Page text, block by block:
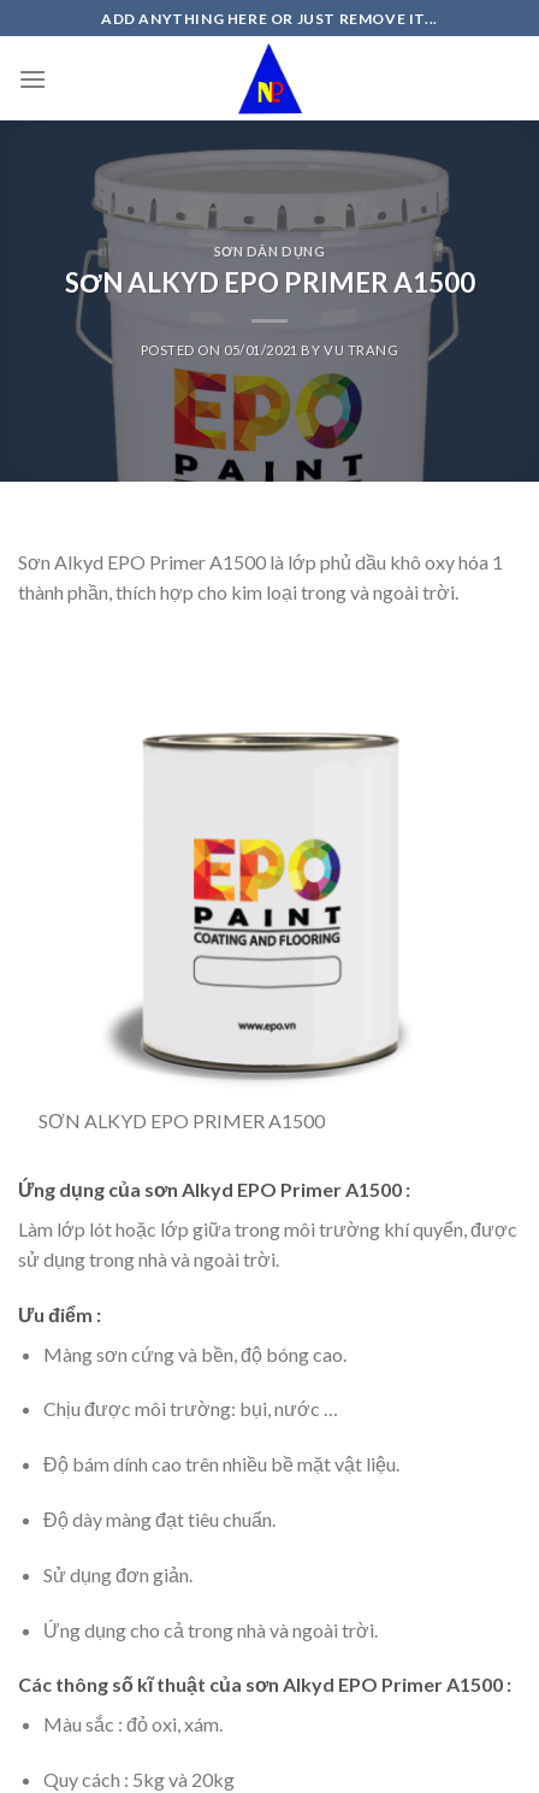
to
content
ADD ANYTHING HERE OR JUST REMOVE IT...
SƠN DÂN DỤNG
SƠN ALKYD EPO PRIMER A1500
POSTED ON 05/01/2021 BY VU TRANG
Sơn Alkyd EPO Primer A1500 là lớp phủ dầu khô oxy hóa 1
thành phần, thích hợp cho kim loại trong và ngoài trời.
SƠN ALKYD EPO PRIMER A1500
Ứng dụng của sơn Alkyd EPO Primer A1500 :
Làm lớp lót hoặc lớp giữa trong môi trường khí quyển, được
sử dụng trong nhà và ngoài trời.
Ưu điểm :
Màng sơn cứng và bền, độ bóng cao.
Chịu được môi trường: bụi, nước …
Độ bám dính cao trên nhiều bề mặt vật liệu.
Độ dày màng đạt tiêu chuẩn.
Sử dụng đơn giản.
Ứng dụng cho cả trong nhà và ngoài trời.
Các thông số kĩ thuật của sơn Alkyd EPO Primer A1500 :
Màu sắc : đỏ oxi, xám.
Quy cách : 5kg và 20kg